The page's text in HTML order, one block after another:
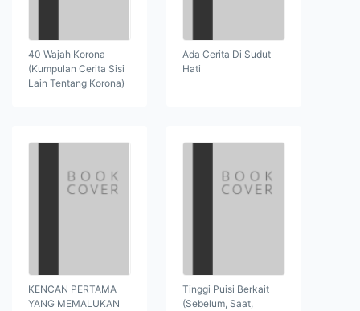
40 Wajah Korona
(Kumpulan Cerita Sisi
Lain Tentang Korona)
Ada Cerita Di Sudut
Hati
KENCAN PERTAMA
YANG MEMALUKAN
Tinggi Puisi Berkait
(Sebelum, Saat,